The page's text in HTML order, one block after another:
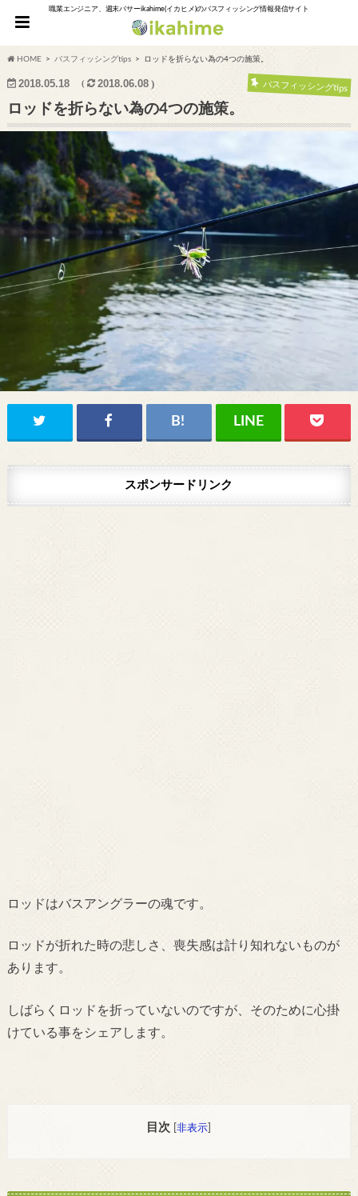
職業エンジニア、週末バサーikahime(イカヒメ)のバスフィッシング情報発信サイト
HOME バスフィッシングtips ロッドを折らない為の4つの施策。
2018.05.18 2018.06.08 バスフィッシングtips
ロッドを折らない為の4つの施策。
スポンサードリンク
ロッドはバスアングラーの魂です。
ロッドが折れた時の悲しさ、喪失感は計り知れないものが
あります。
しばらくロッドを折っていないのですが、そのために心掛
けている事をシェアします。
目次 [非表示